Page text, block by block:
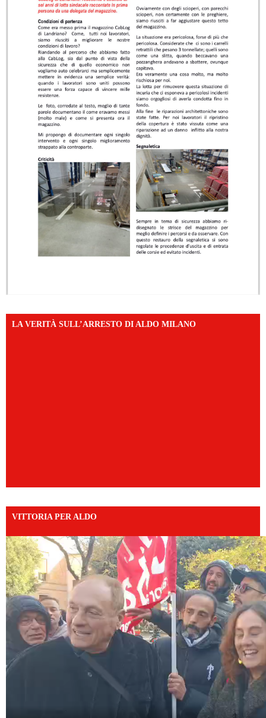
LA VERITÀ SULL’ARRESTO DI ALDO MILANO
VITTORIA PER ALDO